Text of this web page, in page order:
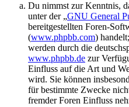
Du nimmst zur Kenntnis,
unter der „GNU General
bereitgestellten Foren-
(www.phpbb.com)
werden durch die
www.phpbb.de zur
Einfluss auf die Art und
wird. Sie können
für bestimmte Zwecke
fremder Foren Einfluss